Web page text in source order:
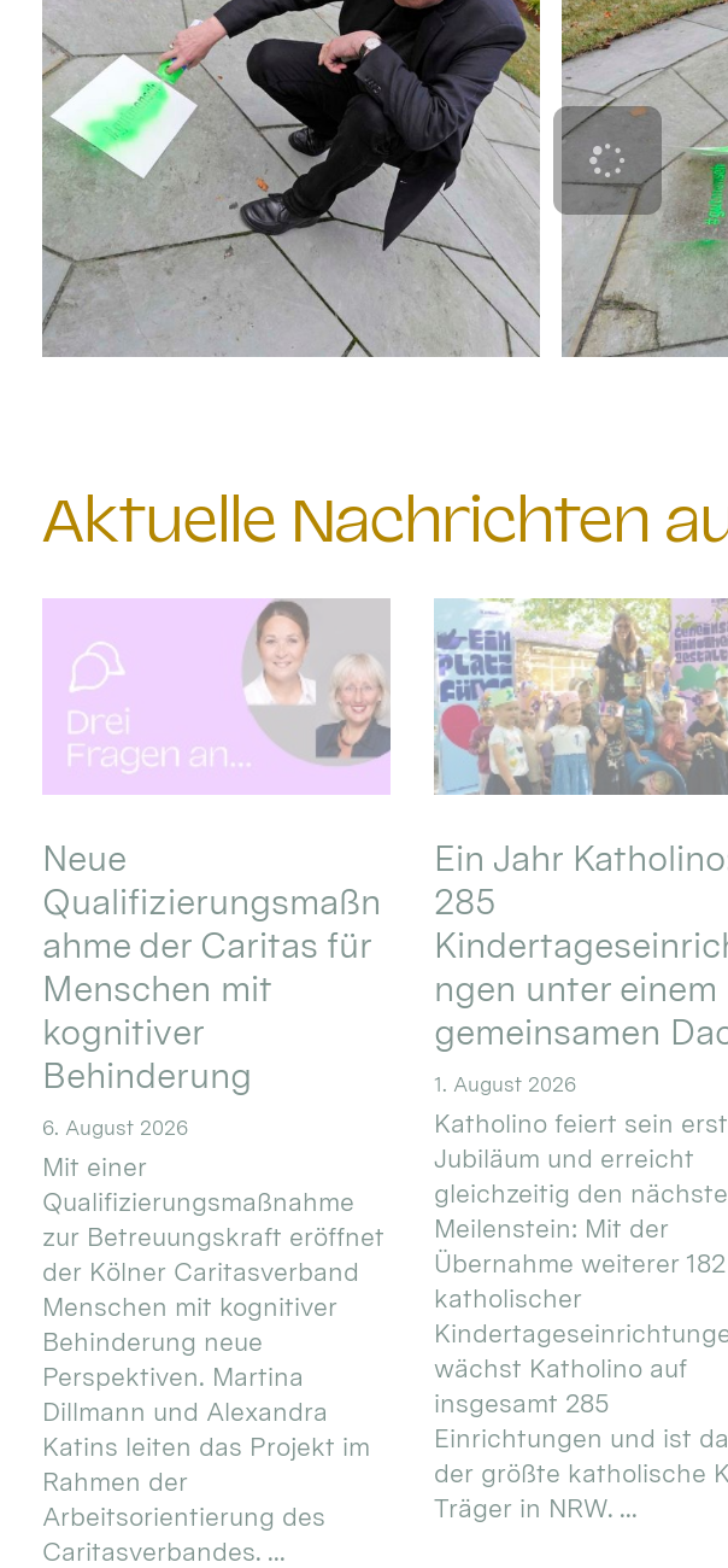
Aktuelle Nachrichten
Neue
Qualifizierungsmaßn
ahme der Caritas für
Menschen mit
kognitiver
Behinderung
6. August 2026
Mit einer
Qualifizierungsmaßnahme
zur Betreuungskraft eröffnet
der Kölner Caritasverband
Menschen mit kognitiver
Behinderung neue
Perspektiven. Martina
Dillmann und Alexandra
Katins leiten das Projekt im
Rahmen der
Arbeitsorientierung des
Caritasverbandes. ...
Ein Jahr
285
ngen unter einem
gemeinsamen
1. August 2026
Katholino feiert sein
Jubiläum und erreicht
gleichzeitig den
Meilenstein: Mit der
Übernahme weiterer 182
katholischer
wächst Katholino auf
insgesamt 285
Einrichtungen und ist
der größte katholische
Träger in NRW. ...